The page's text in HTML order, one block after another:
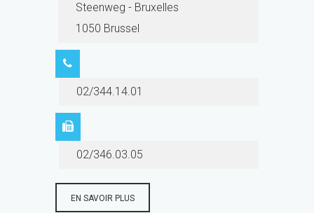
Steenweg - Bruxelles
1050 Brussel
02/344.14.01
02/346.03.05
EN SAVOIR PLUS